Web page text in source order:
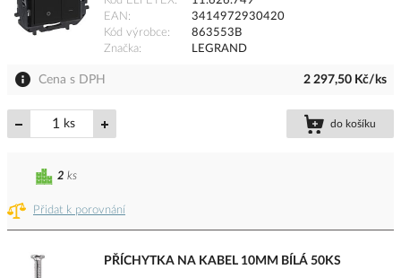
EAN
3414972930420
Kód výrobce
863553B
Značka
LEGRAND
Cena s DPH 2 297,50 Kč/ks
ks do košíku
Přidat k porovnání
2 ks
PŘÍCHYTKA NA KABEL 10MM BÍLÁ 50KS